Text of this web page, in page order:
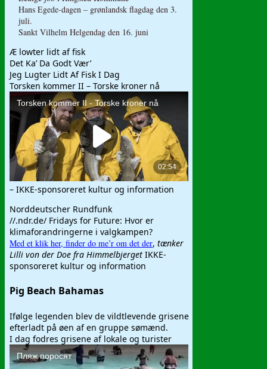
Hans Egede-dagen – grønlandsk flagdag den 3.
juli.
Sankt Vilhelm Helgendag den 16. juni
Æ lowter lidt af fisk
Det Ka’ Da Godt Vær’
Jeg Lugter Lidt Af Fisk I Dag
Torsken kommer II – Torske kroner nå
– IKKE-sponsoreret kultur og information
Norddeutscher Rundfunk
//.ndr.de/ Fridays for Future: Hvor er
klimaforandringerne i valgkampen?
Med et klik her, finder do me’r om det der, tænker
Lilli von der Doe fra Himmelbjerget IKKE-
sponsoreret kultur og information
Pig Beach Bahamas
Ifølge legenden blev de vildtlevende grisene
efterladt på øen af en gruppe sømænd.
I dag fodres grisene af lokale og turister